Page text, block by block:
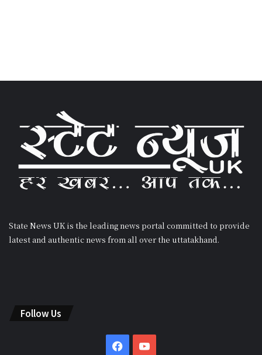
State News UK is the leading news portal committed to provide
latest and authentic news from all over the uttatakhand.
Follow Us
Facebook